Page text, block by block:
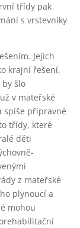
třídy pak
s vrstevníky
Jejich
krajní řešení,
by šlo
v mateřské
spíše přípravné
třídy, které
děti
z mateřské
plynoucí a
mohou